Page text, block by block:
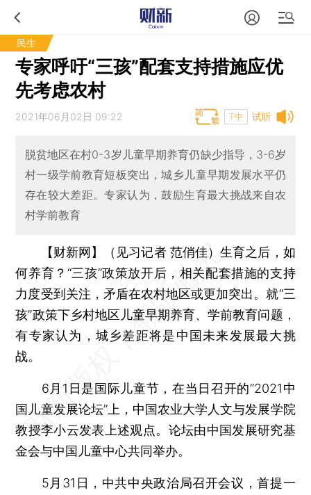
民生
专家呼吁“三孩”配套支持措施应优
先考虑农村
试听
2021年06月02日 09:22 T中
脱贫地区在村0-3岁儿童早期养育仍缺少指导，3-6岁
村一级学前教育短板突出，城乡儿童早期发展水平仍
存在较大差距。专家认为，鼓励生育最大挑战来自农
村学前教育
【财新网】（见习记者 范俏佳）生育之后，如
何养育？“三孩”政策放开后，相关配套措施的支持
力度受到关注，矛盾在农村地区或更加突出。就“三
孩”政策下乡村地区儿童早期养育、学前教育问题，
有专家认为，城乡差距将是中国未来发展最大挑
战。
6月1日是国际儿童节，在当日召开的“2021中
国儿童发展论坛”上，中国农业大学人文与发展学院
教授李小云发表上述观点。论坛由中国发展研究基
金会与中国儿童中心共同举办。
5月31日，中共中央政治局召开会议，首提一